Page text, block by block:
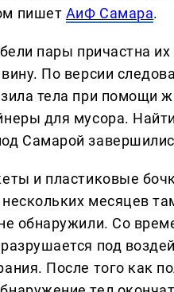
пишет АиФ Самара.
пары причастна
По версии
тела при помощи
для мусора.
Самарой
и пластиковые
месяцев
обнаружили. Со
под
После того как